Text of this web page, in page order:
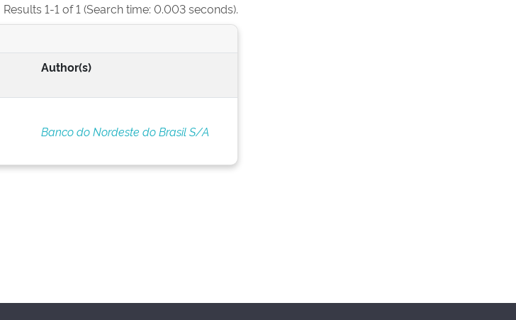
Results 1-1 of 1 (Search time: 0.003 seconds).
Author(s)
Banco do Nordeste do Brasil S/A